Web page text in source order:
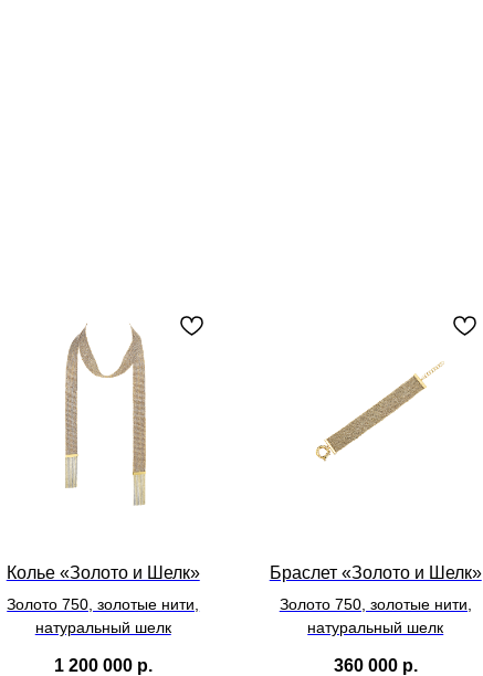
Колье «Золото и Шелк»
Золото 750, золотые нити,
натуральный шелк
1 200 000 р.
Браслет «Золото и Шелк»
Золото 750, золотые нити,
натуральный шелк
360 000 р.